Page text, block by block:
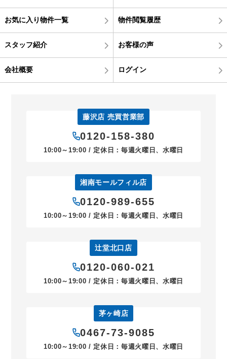
お気に入り物件一覧 物件閲覧履歴
スタッフ紹介 お客様の声
会社概要 ログイン
藤沢店 売買営業部
0120-158-380
10:00～19:00 / 定休日：毎週火曜日、水曜日
湘南モールフィル店
0120-989-655
10:00～19:00 / 定休日：毎週火曜日、水曜日
辻堂北口店
0120-060-021
10:00～19:00 / 定休日：毎週火曜日、水曜日
茅ヶ崎店
0467-73-9085
10:00～19:00 / 定休日：毎週火曜日、水曜日